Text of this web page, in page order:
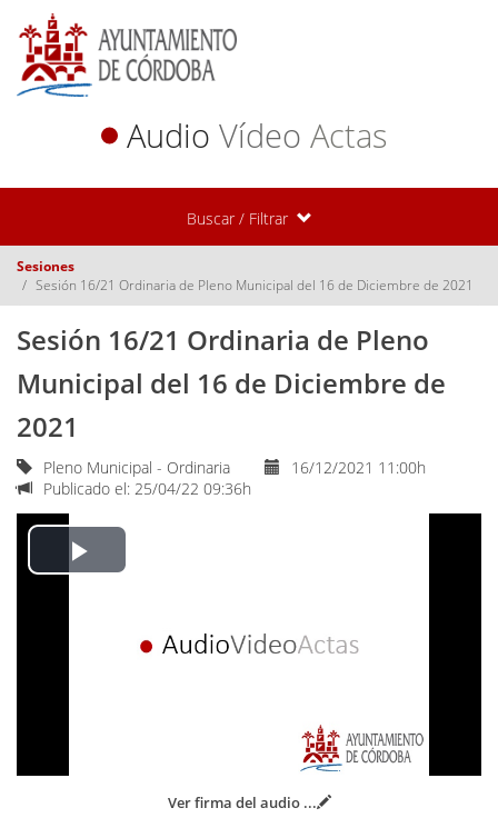
Audio Vídeo Actas
Buscar / Filtrar
Sesiones
Sesión 16/21 Ordinaria de Pleno Municipal del 16 de Diciembre de 2021
Sesión 16/21 Ordinaria de Pleno
Municipal del 16 de Diciembre de
2021
Pleno Municipal - Ordinaria
16/12/2021 11:00h
Publicado el: 25/04/22 09:36h
Play
Ver firma del audio ...